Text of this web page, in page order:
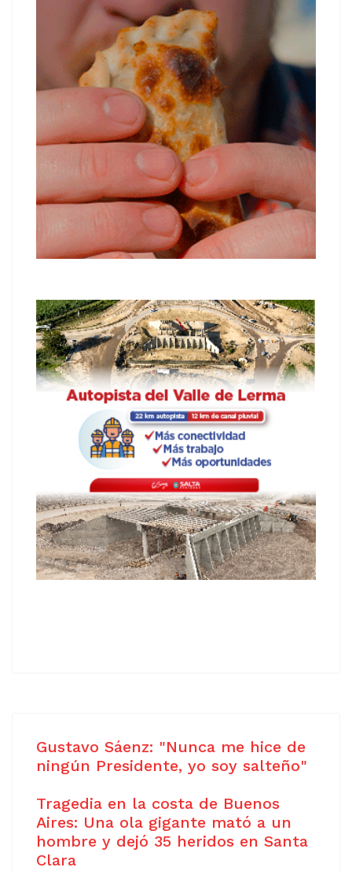
Gustavo Sáenz: "Nunca me hice de
ningún Presidente, yo soy salteño"
Tragedia en la costa de Buenos
Aires: Una ola gigante mató a un
hombre y dejó 35 heridos en Santa
Clara